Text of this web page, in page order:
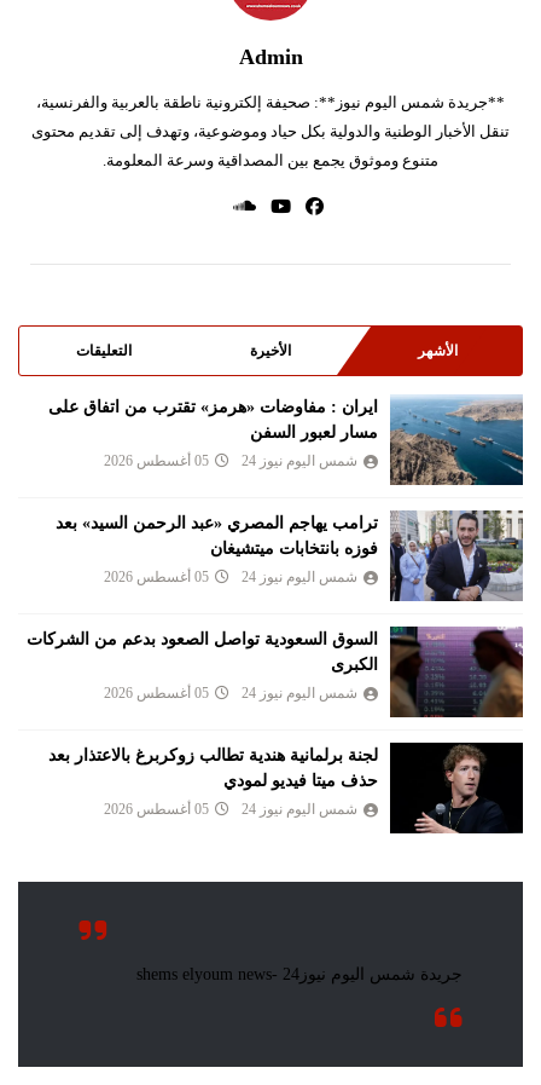
Admin
**جريدة شمس اليوم نيوز**: صحيفة إلكترونية ناطقة بالعربية والفرنسية،
تنقل الأخبار الوطنية والدولية بكل حياد وموضوعية، وتهدف إلى تقديم محتوى
متنوع وموثوق يجمع بين المصداقية وسرعة المعلومة.
الأشهر الأخيرة التعليقات
ايران : مفاوضات «هرمز» تقترب من اتفاق على
مسار لعبور السفن
شمس اليوم نيوز 24 05 أغسطس 2026
ترامب يهاجم المصري «عبد الرحمن السيد» بعد
فوزه بانتخابات ميتشيغان
شمس اليوم نيوز 24 05 أغسطس 2026
السوق السعودية تواصل الصعود بدعم من الشركات
الكبرى
شمس اليوم نيوز 24 05 أغسطس 2026
لجنة برلمانية هندية تطالب زوكربرغ بالاعتذار بعد
حذف ميتا فيديو لمودي
شمس اليوم نيوز 24 05 أغسطس 2026